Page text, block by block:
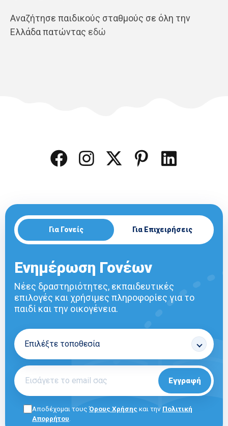
Αναζήτησε παιδικούς σταθμούς σε όλη την
Ελλάδα πατώντας εδώ
Για Γονείς Για Επιχειρήσεις
Ενημέρωση Γονέων
Νέες δραστηριότητες, εκπαιδευτικές
επιλογές και χρήσιμες πληροφορίες για το
παιδί και την οικογένεια.
Εγγραφή
Αποδέχομαι τουςΌρους Χρήσης και την Πολιτική
Απορρήτου